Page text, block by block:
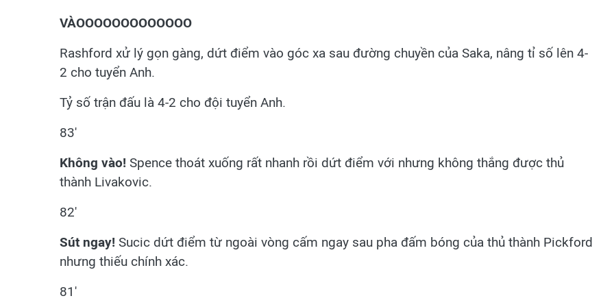
VÀOOOOOOOOOOOOO
Rashford xử lý gọn gàng, dứt điểm vào góc xa sau đường chuyền của Saka, nâng tỉ số lên 4-
2 cho tuyển Anh.
Tỷ số trận đấu là 4-2 cho đội tuyển Anh.
83'
Không vào! Spence thoát xuống rất nhanh rồi dứt điểm với nhưng không thắng được thủ
thành Livakovic.
82'
Sút ngay! Sucic dứt điểm từ ngoài vòng cấm ngay sau pha đấm bóng của thủ thành Pickford
nhưng thiếu chính xác.
81'